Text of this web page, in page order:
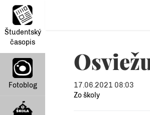
Študentský
časopis
Fotoblog
17.06.2021 08:03
Zo školy